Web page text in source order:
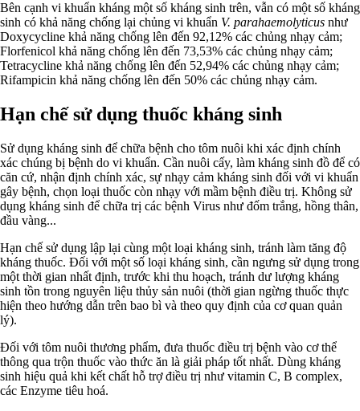
Bên cạnh vi khuẩn kháng một số kháng sinh trên, vẫn có một số kháng
sinh có khả năng chống lại chủng vi khuẩn V. parahaemolyticus như
Doxycycline khả năng chống lên đến 92,12% các chủng nhạy cảm;
Florfenicol khả năng chống lên đến 73,53% các chủng nhạy cảm;
Tetracycline khả năng chống lên đến 52,94% các chủng nhạy cảm;
Rifampicin khả năng chống lên đến 50% các chủng nhạy cảm.
Hạn chế sử dụng thuốc kháng sinh
Sử dụng kháng sinh để chữa bệnh cho tôm nuôi khi xác định chính
xác chúng bị bệnh do vi khuẩn. Cần nuôi cấy, làm kháng sinh đồ để có
căn cứ, nhận định chính xác, sự nhạy cảm kháng sinh đối với vi khuẩn
gây bệnh, chọn loại thuốc còn nhạy với mầm bệnh điều trị. Không sử
dụng kháng sinh để chữa trị các bệnh Virus như đốm trắng, hồng thân,
đầu vàng...
Hạn chế sử dụng lập lại cùng một loại kháng sinh, tránh làm tăng độ
kháng thuốc. Đối với một số loại kháng sinh, cần ngưng sử dụng trong
một thời gian nhất định, trước khi thu hoạch, tránh dư lượng kháng
sinh tồn trong nguyên liệu thủy sản nuôi (thời gian ngừng thuốc thực
hiện theo hướng dẫn trên bao bì và theo quy định của cơ quan quản
lý).
Đối với tôm nuôi thương phẩm, đưa thuốc điều trị bệnh vào cơ thể
thông qua trộn thuốc vào thức ăn là giải pháp tốt nhất. Dùng kháng
sinh hiệu quả khi kết chất hỗ trợ điều trị như vitamin C, B complex,
các Enzyme tiêu hoá.